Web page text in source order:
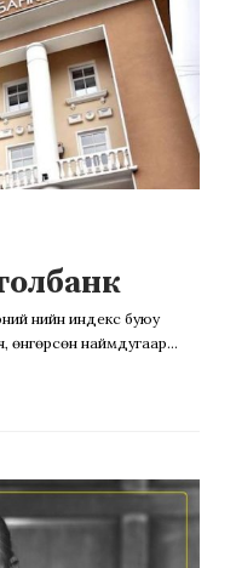
үнийн индекс буюу
өнгөрсөн наймдугаар...